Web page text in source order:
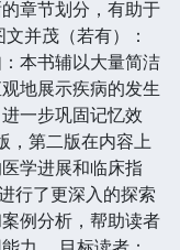
章节划分，有助于
并茂（若有）：
本书辅以大量简洁
地展示疾病的发生
一步巩固记忆效
，第二版在内容上
学进展和临床指
行了更深入的探索
例分析，帮助读者